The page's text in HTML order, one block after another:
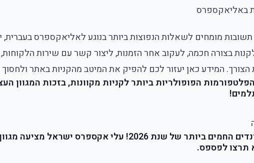
באליאקספרס
תשובות מומחים לשאלות הנפוצות ביותר בנוגע לאליאקספרס בעברית,
בצורה חכמה, לעקוב אחר הזמנות, ליצור קשר עם שירות
הצורך. המידע כאן יעזור לכם להפיק את המיטב מהקניות באתר ולחסוך
הפופולריות ביותר לקניות מקוונות, בזכות המגוון
קבלו את הטרנדים החמים ביותר של שנת 2026! עלי אקספרס
תרצו לפספס.